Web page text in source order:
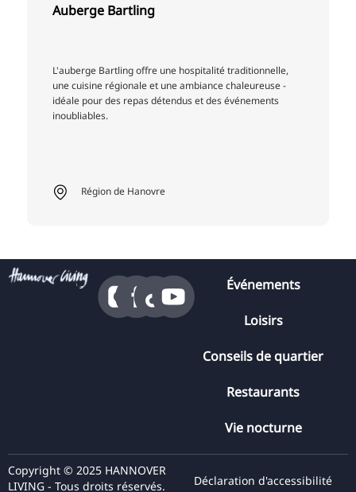
Auberge Bartling
L'auberge Bartling offre une hospitalité traditionnelle,
une cuisine régionale et une ambiance chaleureuse -
idéale pour des repas détendus et des événements
inoubliables.
Région de Hanovre
Événements
Loisirs
Conseils de quartier
Restaurants
Vie nocturne
Copyright © 2025 HANNOVER
LIVING - Tous droits réservés.
Déclaration d'accessibilité